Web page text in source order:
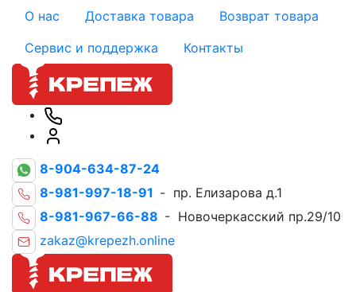
О нас Доставка товара
Возврат товара
Сервис и поддержка
Контакты
8-904-634-87-24
8-981-997-18-91 - пр. Елизарова д.1
8-981-967-66-88 - Новочеркасский пр.29/10
zakaz@krepezh.online